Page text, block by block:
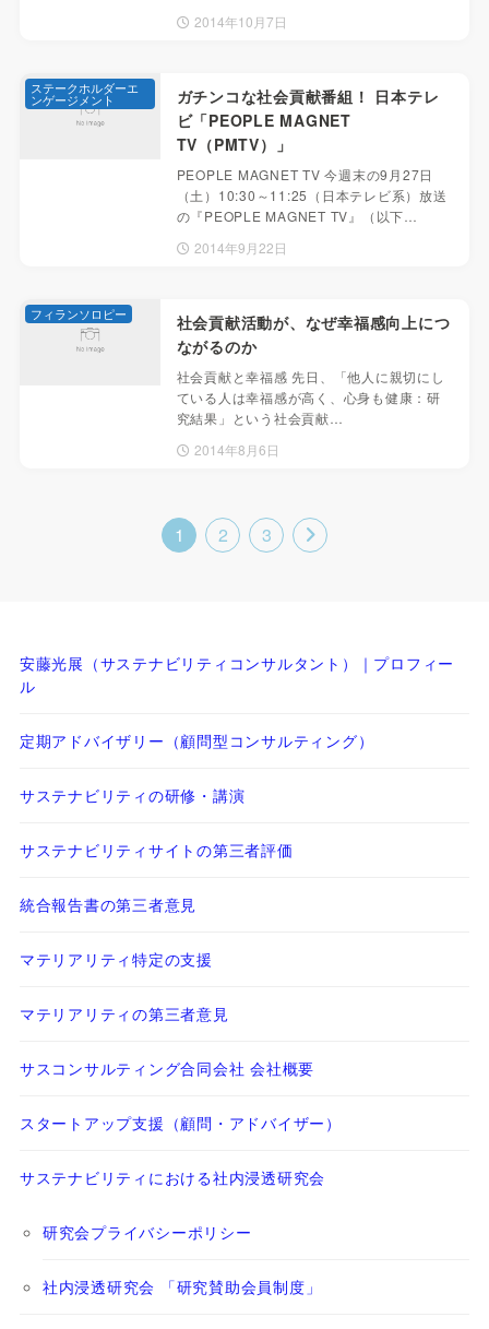
2014年10月7日
ガチンコな社会貢献番組！ 日本テレ
ビ「PEOPLE MAGNET
TV（PMTV）」
PEOPLE MAGNET TV 今週末の9月27日
（土）10:30～11:25（日本テレビ系）放送
の『PEOPLE MAGNET TV』（以下…
2014年9月22日
ステークホルダーエ
ンゲージメント
社会貢献活動が、なぜ幸福感向上につ
ながるのか
社会貢献と幸福感 先日、「他人に親切にし
ている人は幸福感が高く、心身も健康：研
究結果」という社会貢献…
2014年8月6日
フィランソロピー
1 2 3
安藤光展（サステナビリティコンサルタント）｜プロフィー
ル
定期アドバイザリー（顧問型コンサルティング）
サステナビリティの研修・講演
サステナビリティサイトの第三者評価
統合報告書の第三者意見
マテリアリティ特定の支援
マテリアリティの第三者意見
サスコンサルティング合同会社 会社概要
スタートアップ支援（顧問・アドバイザー）
サステナビリティにおける社内浸透研究会
研究会プライバシーポリシー
社内浸透研究会 「研究賛助会員制度」